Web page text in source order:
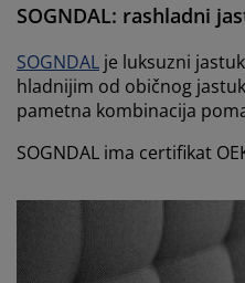
SOGNDAL: rashladni j
SOGNDAL je luksuzni
hladnijim od običnog
pametna kombinacija
SOGNDAL ima certifikat